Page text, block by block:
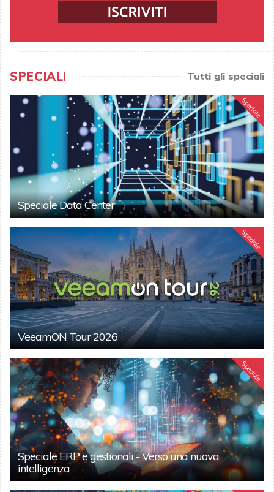
SPECIALI Tutti gli speciali
Speciale
Speciale Data Center
Speciale
VeeamON Tour 2026
Speciale
Speciale ERP e gestionali - Verso una nuova
intelligenza